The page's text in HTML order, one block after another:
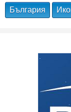
България